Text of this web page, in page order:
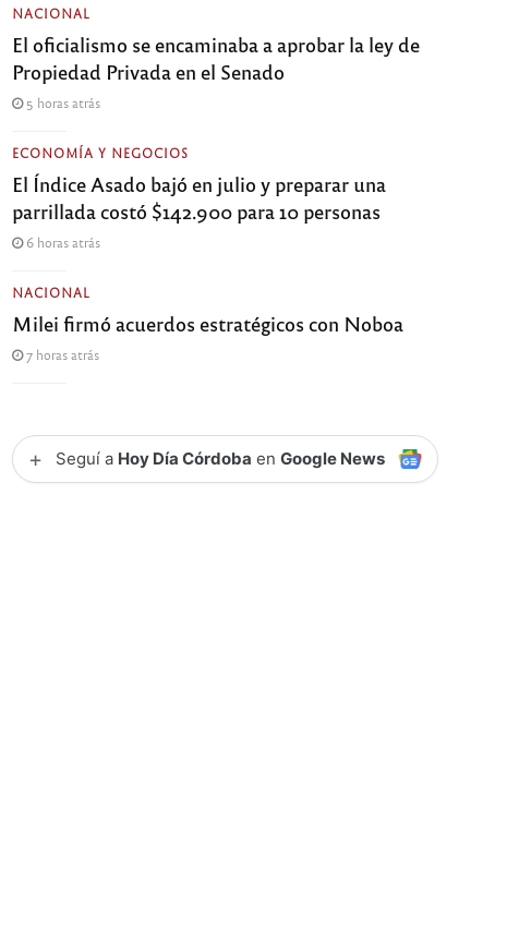
NACIONAL
El oficialismo se encaminaba a aprobar la ley de
Propiedad Privada en el Senado
5 horas atrás
ECONOMÍA Y NEGOCIOS
El Índice Asado bajó en julio y preparar una
parrillada costó $142.900 para 10 personas
6 horas atrás
NACIONAL
Milei firmó acuerdos estratégicos con Noboa
7 horas atrás
+ Seguí a Hoy Día Córdoba enGoogle News